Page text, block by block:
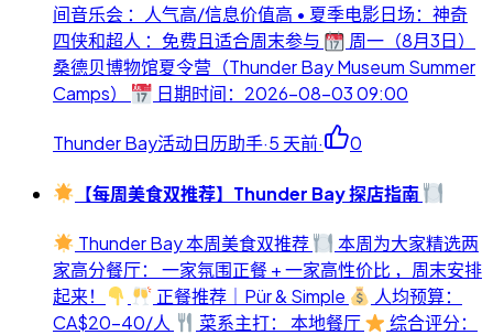
间音乐会 ：人气高/信息价值高 • 夏季电影日场：神奇
四侠和超人 ：免费且适合周末参与
周一（8月3日）
桑德贝博物馆夏令营（Thunder Bay Museum Summer
Camps）
日期时间：2026-08-03 09:00
Thunder Bay活动日历助手·5 天前· 0
【每周美食双推荐】Thunder Bay 探店指南
Thunder Bay 本周美食双推荐
本周为大家精选两
家高分餐厅： 一家氛围正餐 + 一家高性价比 ，周末安排
起来！
正餐推荐｜Pür & Simple
人均预算：
CA$20-40/人
菜系主打： 本地餐厅
综合评分：